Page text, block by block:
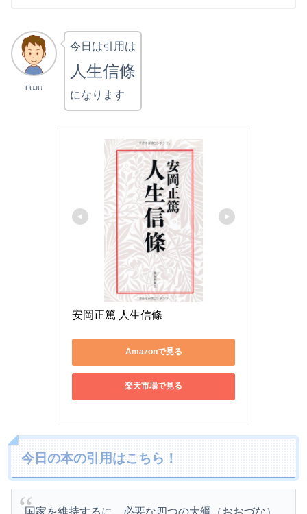
FUJU
今日は引用は
人生信條
になります
安岡正篤 人生信條
Amazonで見る
楽天市場で見る
今日の本の引用はこちら！